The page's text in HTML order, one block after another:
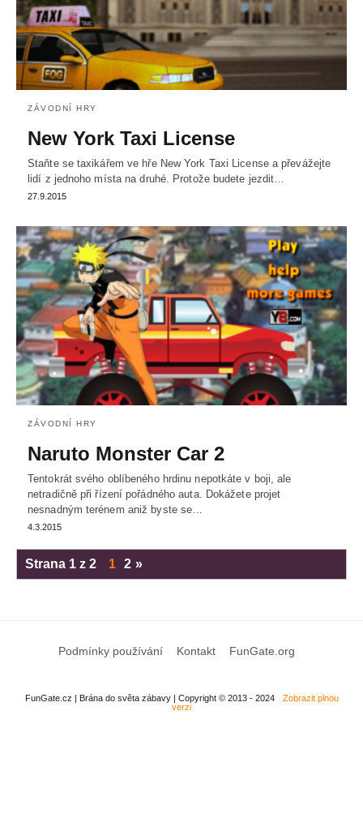
ZÁVODNÍ HRY
New York Taxi License
Staňte se taxikářem ve hře New York Taxi License a převážejte
lidí z jednoho místa na druhé. Protože budete jezdit…
27.9.2015
ZÁVODNÍ HRY
Naruto Monster Car 2
Tentokrát svého oblíbeného hrdinu nepotkáte v boji, ale
netradičně při řízení pořádného auta. Dokážete projet
nesnadným terénem aniž byste se…
4.3.2015
Strana 1 z 2 1 2 »
Podmínky používání Kontakt FunGate.org
FunGate.cz | Brána do světa zábavy | Copyright © 2013 - 2024
Zobrazit plnou
verzi